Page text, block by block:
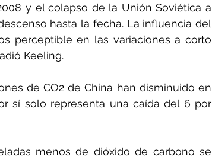
y el colapso de la Unión Soviética a
hasta la fecha. La influencia del
perceptible en las variaciones a corto
Keeling.
de CO2 de China han disminuido en
sí solo representa una caída del 6 por
menos de dióxido de carbono se